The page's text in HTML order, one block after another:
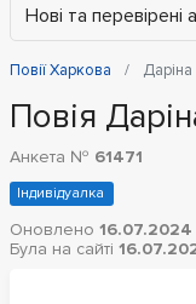
Нові та
Повії Харкова
Повія
Анкета № 61471
Індивідуалка
Оновлено 16.07.2024
Була на сайті